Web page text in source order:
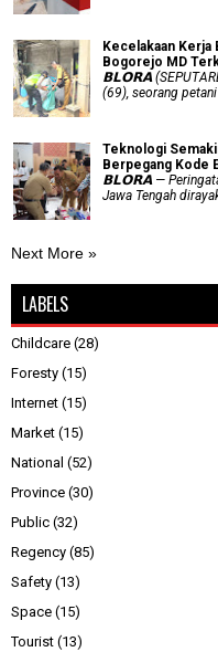
Kecelakaan Kerja
Bogorejo MD
𝗕𝗟𝗢𝗥𝗔
(69), seorang petani
Teknologi
Berpegang Kode
𝗕𝗟𝗢𝗥𝗔 —
Jawa Tengah
Next More »
LABELS
Childcare (28)
Foresty (15)
Internet (15)
Market (15)
National (52)
Province (30)
Public (32)
Regency (85)
Safety (13)
Space (15)
Tourist (13)